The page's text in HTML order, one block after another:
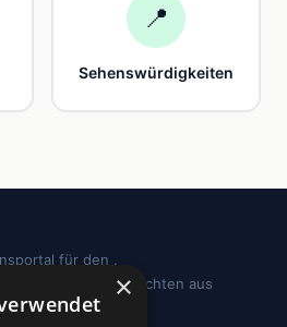
📍
Sehenswürdigkeiten
für den .
und Geschichten aus
×